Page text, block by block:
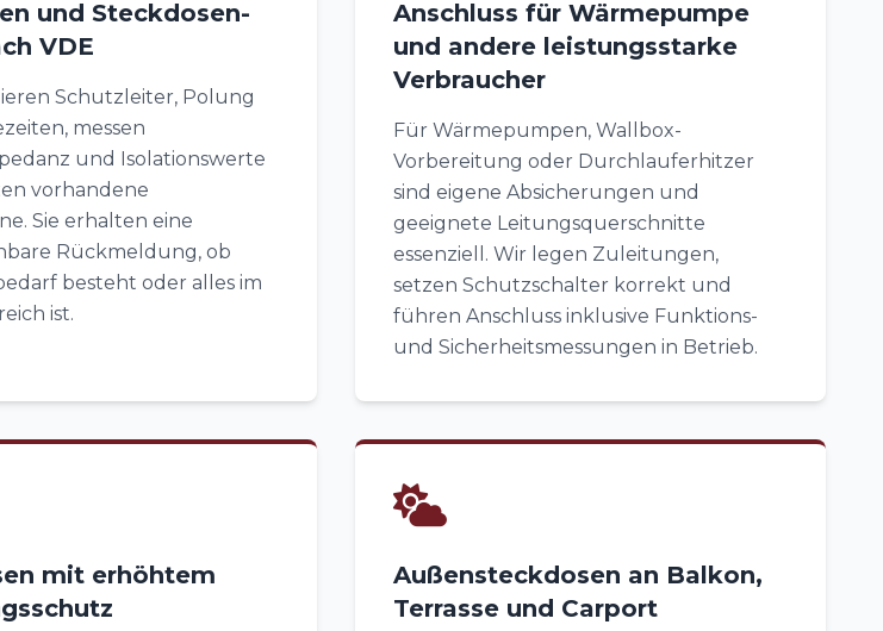
und Steckdosen-
VDE
Schutzleiter, Polung
messen
und Isolationswerte
vorhandene
Sie erhalten eine
Rückmeldung, ob
besteht oder alles im
ist.
Anschluss für Wärmepumpe
und andere leistungsstarke
Verbraucher
Für Wärmepumpen, Wallbox-
Vorbereitung oder Durchlauferhitzer
sind eigene Absicherungen und
geeignete Leitungsquerschnitte
essenziell. Wir legen Zuleitungen,
setzen Schutzschalter korrekt und
führen Anschluss inklusive Funktions-
und Sicherheitsmessungen in Betrieb.
mit erhöhtem
Außensteckdosen an Balkon,
Terrasse und Carport